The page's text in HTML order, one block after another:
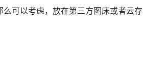
可以考虑，放在第三方图床或者云存